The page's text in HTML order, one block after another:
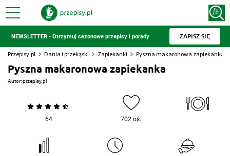
NEWSLETTER - Otrzymuj sezonowe przepisy i porady ZAPISZ SIĘ
Przepisy.pl Dania i przekąski Zapiekanki Pyszna makaronowa zapiekanka
Pyszna makaronowa zapiekanka
Autor:przepisy.pl
64 702 os.